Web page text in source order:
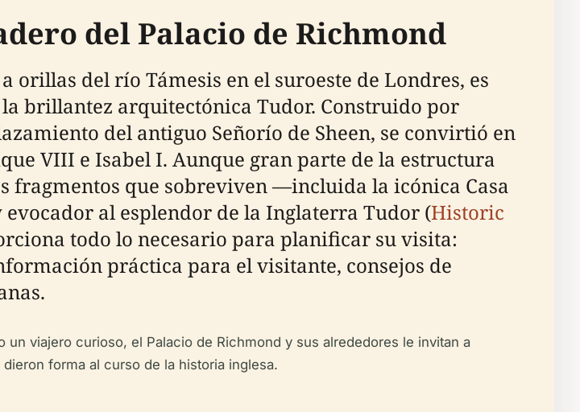
del Palacio de Richmond
orillas del río Támesis en el suroeste de Londres, es
brillantez arquitectónica Tudor. Construido por
del antiguo Señorío de Sheen, se convirtió en
VIII e Isabel I. Aunque gran parte de la estructura
fragmentos que sobreviven —incluida la icónica Casa
al esplendor de la Inglaterra Tudor (Historic
todo lo necesario para planificar su visita:
práctica para el visitante, consejos de
viajero curioso, el Palacio de Richmond y sus alrededores le invitan a
forma al curso de la historia inglesa.